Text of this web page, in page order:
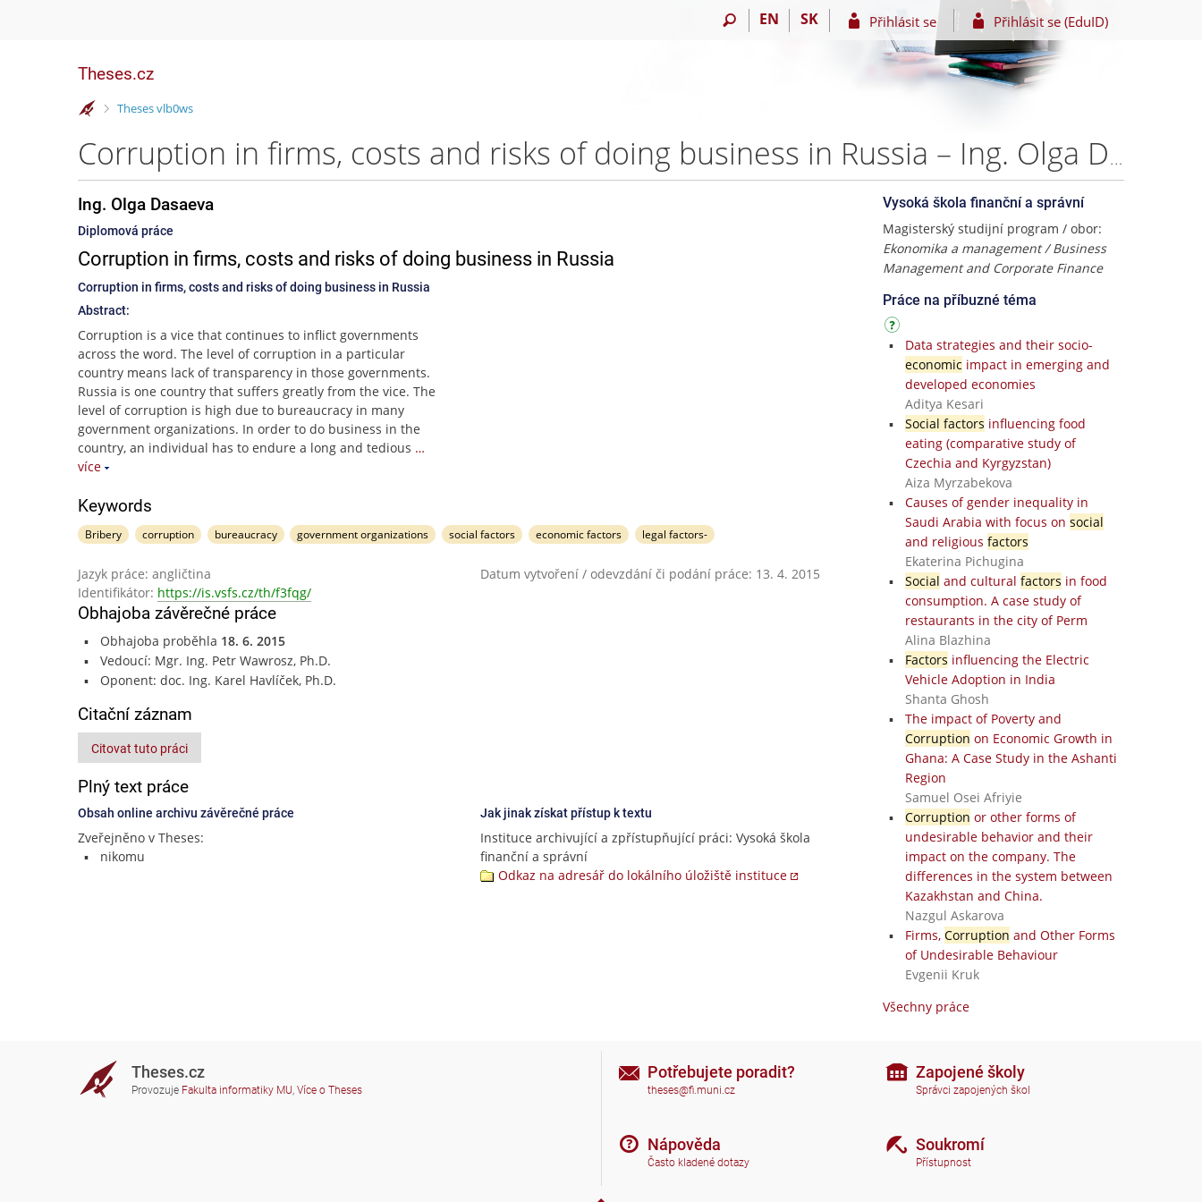
EN SK Přihlásit se Přihlásit se (EduID)
Theses.cz
>
Theses vlb0ws
Corruption in firms, costs and risks of doing business in Russia – Ing. Olga Dasaeva
Ing. Olga Dasaeva
Diplomová práce
Corruption in firms, costs and risks of doing business in Russia
Corruption in firms, costs and risks of doing business in Russia
Abstract:
Corruption is a vice that continues to inflict governments
across the word. The level of corruption in a particular
country means lack of transparency in those governments.
Russia is one country that suffers greatly from the vice. The
level of corruption is high due to bureaucracy in many
government organizations. In order to do business in the
country, an individual has to endure a long and tedious …
více
Keywords
Bribery corruption bureaucracy government organizations social factors economic factors legal factors-
Jazyk práce: angličtina
Datum vytvoření / odevzdání či podání práce: 13. 4. 2015
Identifikátor: https://is.vsfs.cz/th/f3fqg/
Obhajoba závěrečné práce
Obhajoba proběhla 18. 6. 2015
Vedoucí: Mgr. Ing. Petr Wawrosz, Ph.D.
Oponent: doc. Ing. Karel Havlíček, Ph.D.
Citační záznam
Citovat tuto práci
Plný text práce
Obsah online archivu závěrečné práce
Zveřejněno v Theses:
nikomu
Jak jinak získat přístup k textu
Instituce archivující a zpřístupňující práci: Vysoká škola
finanční a správní
Odkaz na adresář do lokálního úložiště instituce
Vysoká škola finanční a správní
Magisterský studijní program / obor:
Ekonomika a management / Business
Management and Corporate Finance
Práce na příbuzné téma
Data strategies and their socio-
economic impact in emerging and
developed economies
Aditya Kesari
Social factors influencing food
eating (comparative study of
Czechia and Kyrgyzstan)
Aiza Myrzabekova
Causes of gender inequality in
Saudi Arabia with focus on social
and religious factors
Ekaterina Pichugina
Social and cultural factors in food
consumption. A case study of
restaurants in the city of Perm
Alina Blazhina
Factors influencing the Electric
Vehicle Adoption in India
Shanta Ghosh
The impact of Poverty and
Corruption on Economic Growth in
Ghana: A Case Study in the Ashanti
Region
Samuel Osei Afriyie
Corruption or other forms of
undesirable behavior and their
impact on the company. The
differences in the system between
Kazakhstan and China.
Nazgul Askarova
Firms, Corruption and Other Forms
of Undesirable Behaviour
Evgenii Kruk
Všechny práce
Theses.cz
Provozuje Fakulta informatiky MU, Více o Theses
Potřebujete poradit?
theses@fi.muni.cz
Nápověda
Často kladené dotazy
Zapojené školy
Správci zapojených škol
Soukromí
Přístupnost